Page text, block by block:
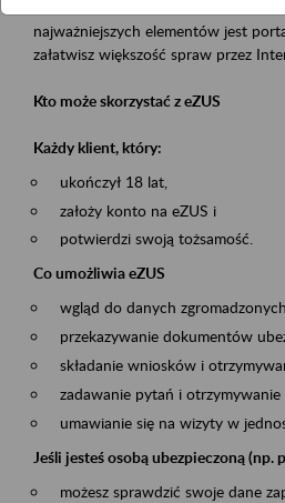
najważniejszych elementów jest
załatwisz większość spraw przez
Kto może skorzystać z eZUS
Każdy klient, który:
ukończył 18 lat,
założy konto na eZUS i
potwierdzi swoją tożsamość.
Co umożliwia eZUS
wgląd do danych
przekazywanie dokumentów
składanie wniosków i
zadawanie pytań i
umawianie się na wizyty w
Jeśli jesteś osobą ubezpieczoną (np.
możesz sprawdzić swoje dane